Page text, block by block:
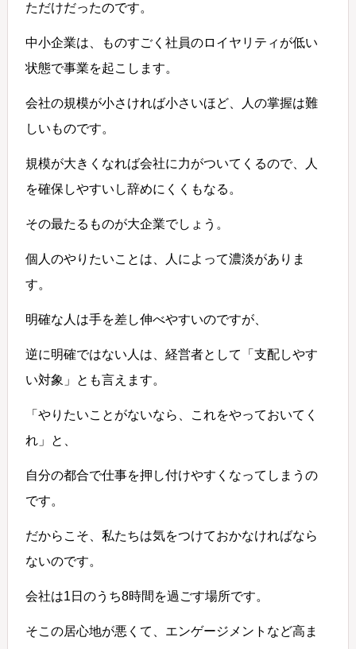
ただけだったのです。
中小企業は、ものすごく社員のロイヤリティが低い
状態で事業を起こします。
会社の規模が小さければ小さいほど、人の掌握は難
しいものです。
規模が大きくなれば会社に力がついてくるので、人
を確保しやすいし辞めにくくもなる。
その最たるものが大企業でしょう。
個人のやりたいことは、人によって濃淡がありま
す。
明確な人は手を差し伸べやすいのですが、
逆に明確ではない人は、経営者として「支配しやす
い対象」とも言えます。
「やりたいことがないなら、これをやっておいてく
れ」と、
自分の都合で仕事を押し付けやすくなってしまうの
です。
だからこそ、私たちは気をつけておかなければなら
ないのです。
会社は1日のうち8時間を過ごす場所です。
そこの居心地が悪くて、エンゲージメントなど高ま